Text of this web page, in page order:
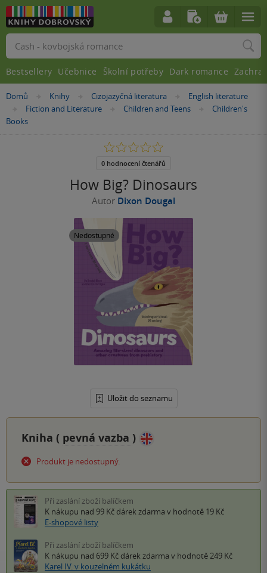
Nacházíte
zde:
Domů »Knihy »Cizojazyčná literatura »English literature
»Fiction and Literature »
Children and Teens »
Children's
Books
How Big? Dinosaurs
Autor Dixon Dougal
Nedostupné
Uložit do seznamu
0.0
5
0 hodnocení čtenářů
Kniha ( pevná vazba )
Produkt je nedostupný.
Při zaslání zboží balíčkem
K nákupu nad 99 Kč dárek zdarma v hodnotě 19 Kč
E-shopové listy
Při zaslání zboží balíčkem
K nákupu nad 699 Kč dárek zdarma v hodnotě 249 Kč
Karel IV. v kouzelném kukátku
Vyhledávání
Bestsellery Učebnice Školní potřeby Dark romance